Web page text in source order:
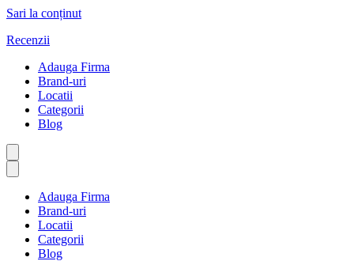
Sari la conținut
Recenzii
Adauga Firma
Brand-uri
Locatii
Categorii
Blog
Adauga Firma
Brand-uri
Locatii
Categorii
Blog